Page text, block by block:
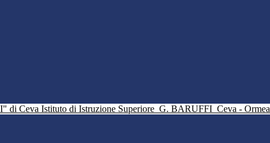
Istituto di Istruzione Superiore G. BARUFFI Ceva - Ormea